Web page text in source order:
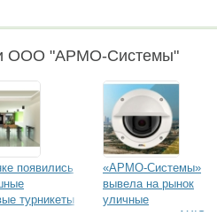
ООО "АРМО-Системы"
появились
турникеты
серии
«АРМО-Системы»
вывела на рынок
уличные
видеокамеры AXIS